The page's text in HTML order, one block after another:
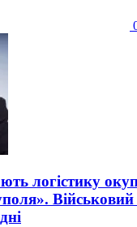
логістику
Військовий